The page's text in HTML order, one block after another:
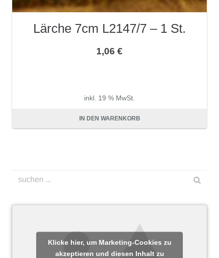
Lärche 7cm L2147/7 – 1 St.
1,06 €
inkl. 19 % MwSt.
zzgl.Versandkosten
IN DEN WARENKORB
Klicke hier, um Marketing-Cookies zu
akzeptieren und diesen Inhalt zu